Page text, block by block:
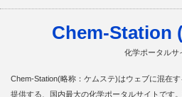
Chem-Station
化学ポータルサ
Chem-Station(略称：ケムステ)はウェブに混在
提供する、国内最大の化学ポータルサイトです